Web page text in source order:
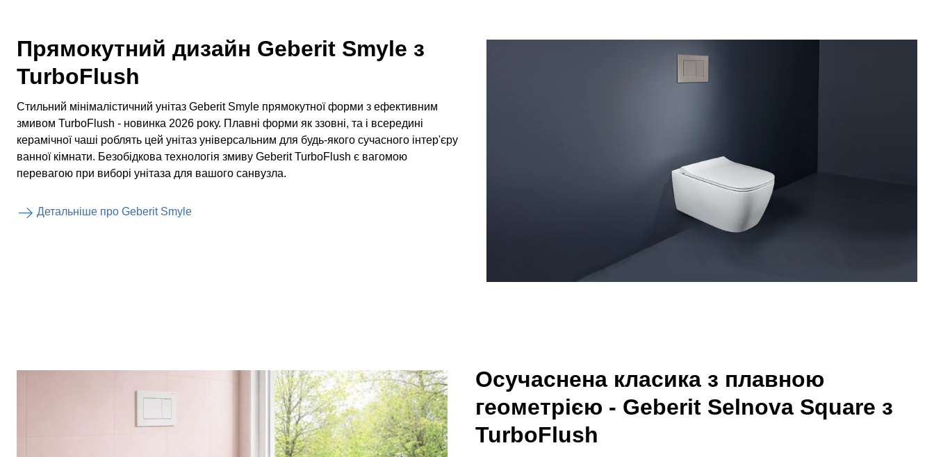
Прямокутний дизайн Geberit Smyle з
TurboFlush
Стильний мінімалістичний унітаз Geberit Smyle прямокутної форми з ефективним
змивом TurboFlush - новинка 2026 року. Плавні форми як ззовні, та і всередині
керамічної чаші роблять цей унітаз універсальним для будь-якого сучасного інтер'єру
ванної кімнати. Безобідкова технологія змиву Geberit TurboFlush є вагомою
перевагою при виборі унітаза для вашого санвузла.
Детальніше про Geberit Smyle
Осучаснена класика з плавною
геометрією - Geberit Selnova Square з
TurboFlush